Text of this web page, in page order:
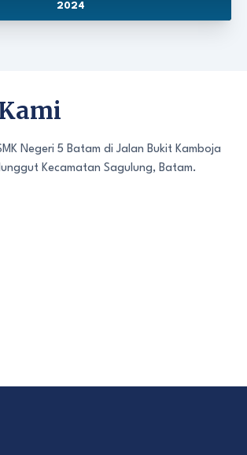
2024
Negeri 5 Batam di Jalan Bukit Kamboja
Kecamatan Sagulung, Batam.